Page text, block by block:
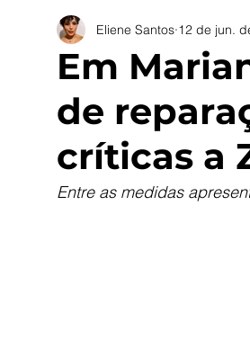
Em
de
críticas a
Eliene Santos 12 de jun.
Entre as medidas